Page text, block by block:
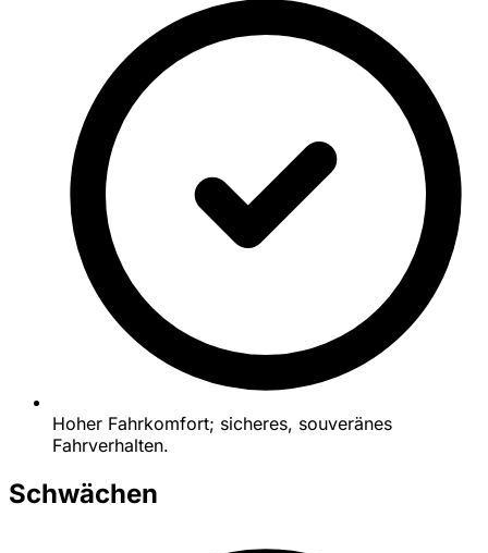
Hoher Fahrkomfort; sicheres, souveränes
Fahrverhalten.
Schwächen